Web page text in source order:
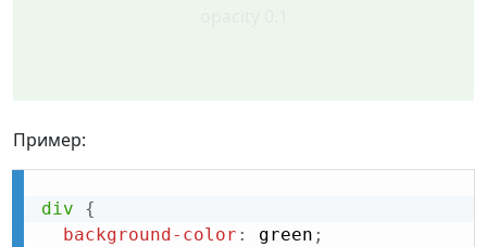
Пример:
div
{
background-color : green ;